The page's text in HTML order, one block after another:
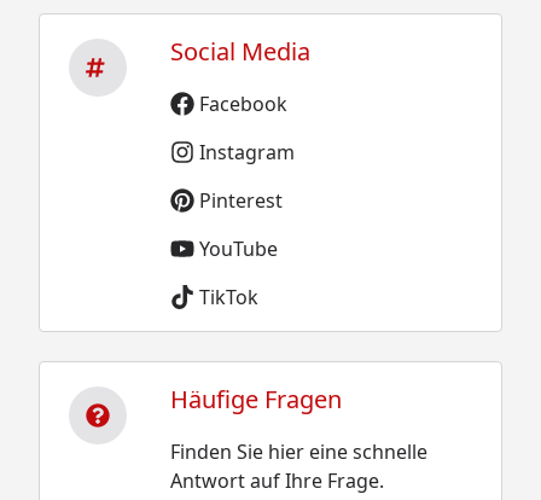
Social Media
Facebook
Instagram
Pinterest
YouTube
TikTok
Häufige Fragen
Finden Sie hier eine schnelle
Antwort auf Ihre Frage.